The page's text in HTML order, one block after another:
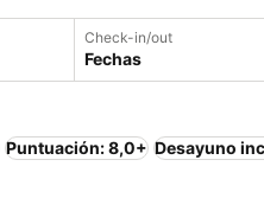
Check-in/out
Fechas
Puntuación: 8,0+ Desayuno